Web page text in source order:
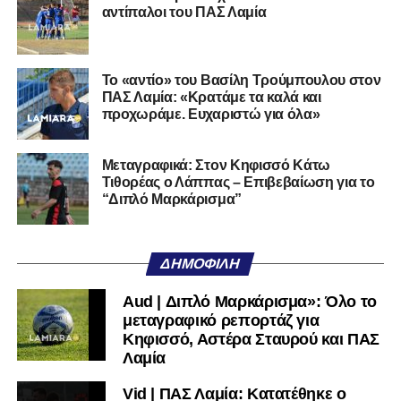
στη Γ’ Εθνική με τον ΠΑΣ Λαμία. Στο παρελθόν
αγωνίστηκε στον Λεβαδειακό, ενώ πέρασε και από ομάδες
της Serie D στην Ιταλία, όπως οι Nocerina, S. Maria
Cilento και Castrovillari, έχοντας ξεκινήσει την
ποδοσφαιρική του διαδρομή από τον Απόλλωνα Σμύρνης.
Τον καλωσορίζουμε στην οικογένεια του Σαρωνικού και
του ευχόμαστε υγεία και επιτυχίες.»
Ακολουθήστε τοlamiara.grστοGoogle Newsγια να
μαθαίνετε πρώτοι τα κυανόλευκα νέα στην Ελλάδα και τον
Twitterκαι στοInstagram
μαθαίνετε σε χρόνο dt όλα τα νέα.
αντίπαλοι του ΠΑΣ Λαμία
Το «αντίο» του Βασίλη Τρούμπουλου στον
ΠΑΣ Λαμία: «Κρατάμε τα καλά και
προχωράμε. Ευχαριστώ για όλα»
Μεταγραφικά: Στον Κηφισσό Κάτω
Τιθορέας ο Λάππας – Επιβεβαίωση για το
“Διπλό Μαρκάρισμα”
ΔΗΜΟΦΙΛΉ
Aud | Διπλό Μαρκάρισμα»: Όλο το
μεταγραφικό ρεπορτάζ για
Κηφισσό, Αστέρα Σταυρού και ΠΑΣ
Λαμία
Vid | ΠΑΣ Λαμία: Κατατέθηκε ο